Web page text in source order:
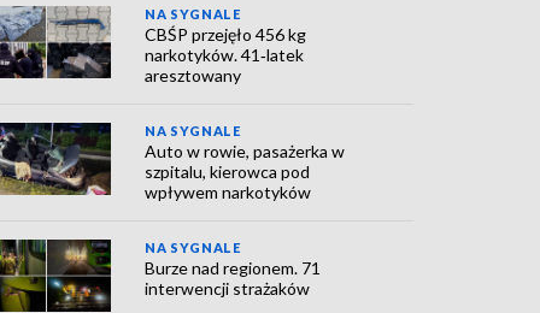
NA SYGNALE
CBŚP przejęło 456 kg
narkotyków. 41‑latek
aresztowany
NA SYGNALE
Auto w rowie, pasażerka w
szpitalu, kierowca pod
wpływem narkotyków
NA SYGNALE
Burze nad regionem. 71
interwencji strażaków